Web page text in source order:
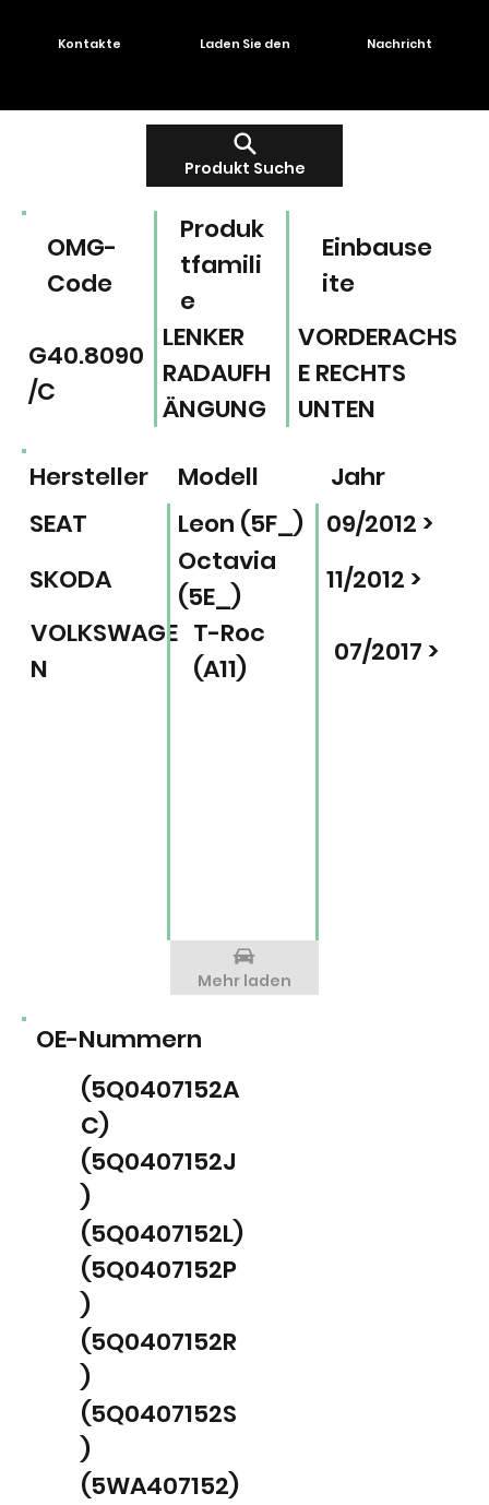
Produkt Suche
Kontakte Laden Sie den Nachricht
Einbause
ite
Produk
tfamili
e
OMG-
Code
VORDERACHS
E RECHTS
UNTEN
LENKER
RADAUFH
ÄNGUNG
G40.8090
/C
OE-Nummern
(5Q0407152A
C)
(5Q0407152J
)
(5Q0407152L)
(5Q0407152P
)
(5Q0407152R
)
(5Q0407152S
)
(5WA407152)
Modell Jahr
Hersteller
SEAT
Leon (5F_)
09/2012 >
SKODA
Octavia
(5E_)
11/2012 >
VOLKSWAGE
N
T-Roc
(A11)
07/2017 >
Mehr laden